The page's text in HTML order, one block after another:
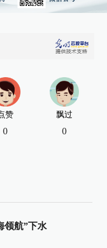
赞
0
飘过
0
领航”下水